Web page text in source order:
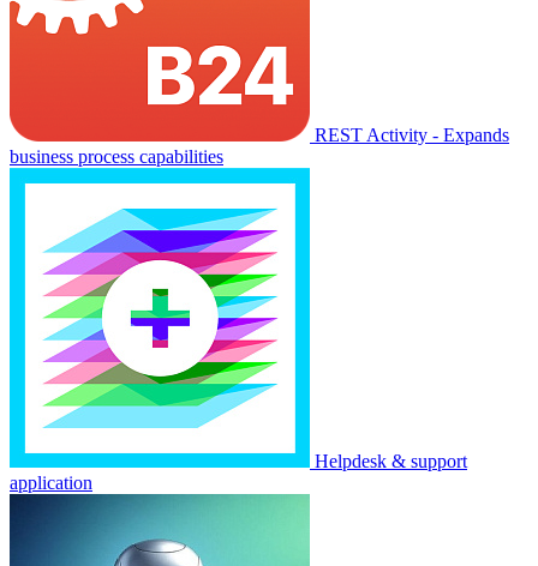
REST Activity - Expands
business process capabilities
Helpdesk & support
application